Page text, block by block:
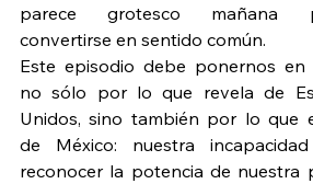
parece grotesco mañana
convertirse en sentido común.
Este episodio debe ponernos en
no sólo por lo que revela de
Unidos, sino también por lo que
de México: nuestra
reconocer la potencia de nuestra